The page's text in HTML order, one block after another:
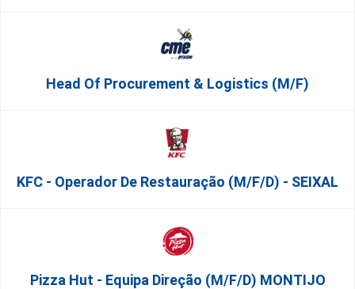
Head Of Procurement & Logistics (m/f)
KFC - Operador De Restauração (m/f/d) - SEIXAL
Pizza Hut - Equipa Direção (m/f/d) MONTIJO